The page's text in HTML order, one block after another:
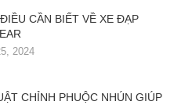
CẦN BIẾT VỀ XE ĐẠP
2024
CHỈNH PHUỘC NHÚN GIÚP